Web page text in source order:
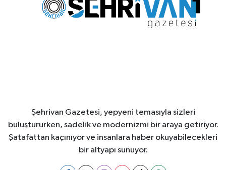
Şehrivan Gazetesi, yepyeni temasıyla sizleri
buluştururken, sadelik ve modernizmi bir araya getiriyor.
Şatafattan kaçınıyor ve insanlara haber okuyabilecekleri
bir altyapı sunuyor.